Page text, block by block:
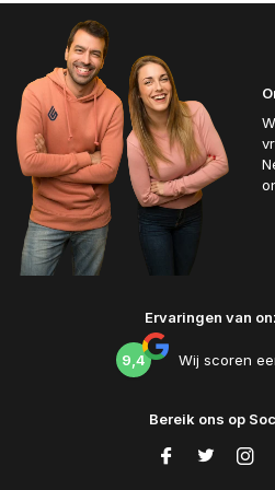
Ervaringen van
9,4 Wij scoren
Bereik ons op